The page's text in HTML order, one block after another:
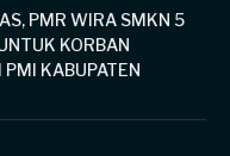
PMR WIRA SMKN 5
KORBAN
KABUPATEN